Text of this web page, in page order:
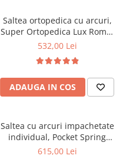
Saltea ortopedica cu arcuri,
Super Ortopedica Lux Roma,
80x190x23cm, fermitate tare,
vara-iarna, sistem aerisire
perimetral, Saltex
532,00 Lei
ADAUGA IN COS
Saltea cu arcuri impachetate
individual, Pocket Spring
Milano, 90x190x24cm,
615,00 Lei